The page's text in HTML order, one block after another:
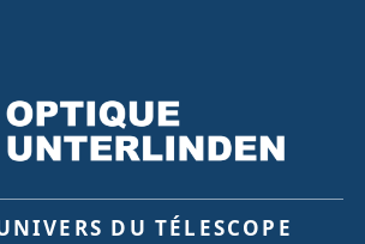
DU TÉLESCOPE